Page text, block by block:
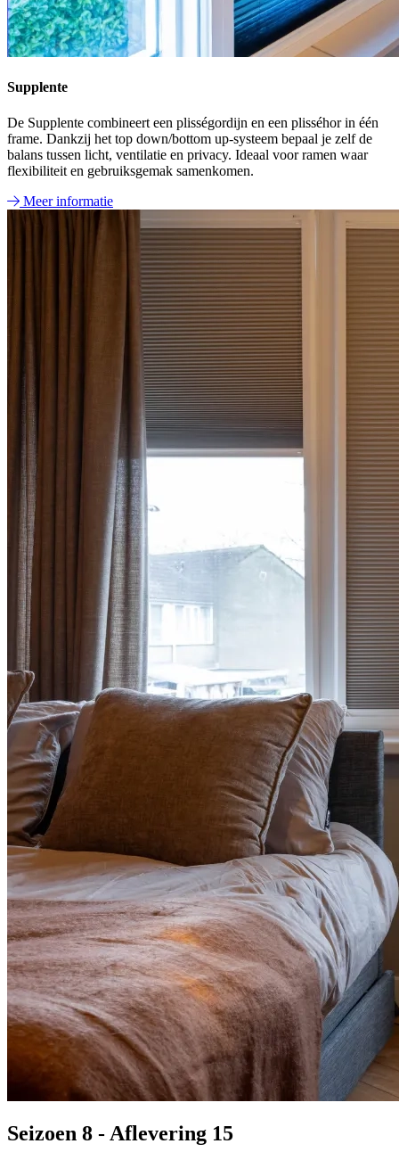
Supplente
De Supplente combineert een plisségordijn en een plisséhor in één
frame. Dankzij het top down/bottom up-systeem bepaal je zelf de
balans tussen licht, ventilatie en privacy. Ideaal voor ramen waar
flexibiliteit en gebruiksgemak samenkomen.
Meer informatie
Seizoen 8 - Aflevering 15